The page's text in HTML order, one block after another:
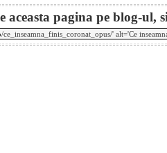
aceasta pagina pe blog-ul,